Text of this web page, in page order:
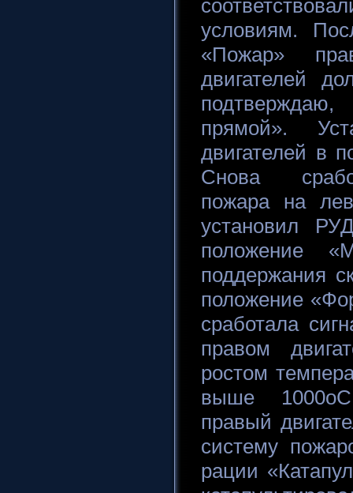
условиям.
«Пожар»
двигателей
прямой».
двигателей в
Снова
пожара на
установил
положение
поддержания
положение
сработала
правом
ростом
выше
правый
систему
рации